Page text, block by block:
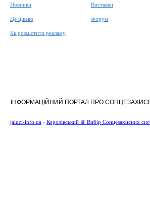
Новинки
Це цікаво
Як розмістити рекламу
Виставки
Форум
ІНФОРМАЦІЙНИЙ ПОРТАЛ ПРО
jaluzi-info.ua › Королівський ♛ Вибір Сонцезахисних